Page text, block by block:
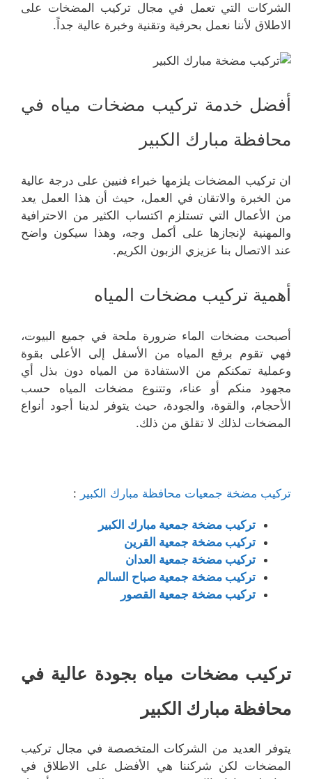
الشركات التي تعمل في مجال تركيب المضخات على
الاطلاق لأننا نعمل بحرفية وتقنية وخبرة عالية جداً.
أفضل خدمة تركيب مضخات مياه في
محافظة مبارك الكبير
ان تركيب المضخات يلزمها خبراء فنيين على درجة عالية
من الخبرة والاتقان في العمل، حيث أن هذا العمل يعد
من الأعمال التي تستلزم اكتساب الكثير من الاحترافية
والمهنية لإنجازها على أكمل وجه، وهذا سيكون واضح
عند الاتصال بنا عزيزي الزبون الكريم.
أهمية تركيب مضخات المياه
أصبحت مضخات الماء ضرورة ملحة في جميع البيوت،
فهي تقوم برفع المياه من الأسفل إلى الأعلى بقوة
وعملية تمكنكم من الاستفادة من المياه دون بذل أي
مجهود منكم أو عناء، وتتنوع مضخات المياه حسب
الأحجام، والقوة، والجودة، حيث يتوفر لدينا أجود أنواع
المضخات لذلك لا تقلق من ذلك.
تركيب مضخة جمعيات محافظة مبارك الكبير :
تركيب مضخة جمعية مبارك الكبير
تركيب مضخة جمعية القرين
تركيب مضخة جمعية العدان
تركيب مضخة جمعية صباح السالم
تركيب مضخة جمعية القصور
تركيب مضخات مياه بجودة عالية في
محافظة مبارك الكبير
يتوفر العديد من الشركات المتخصصة في مجال تركيب
المضخات لكن شركننا هي الأفضل على الاطلاق في